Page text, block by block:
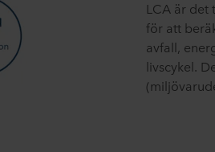
LCA är det
för att
avfall,
livscykel.